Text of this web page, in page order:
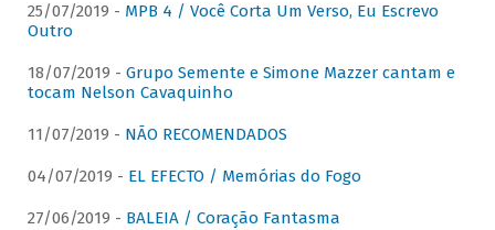
25/07/2019 - MPB 4 / Você Corta Um Verso, Eu Escrevo
Outro
18/07/2019 - Grupo Semente e Simone Mazzer cantam e
tocam Nelson Cavaquinho
11/07/2019 - NÃO RECOMENDADOS
04/07/2019 - EL EFECTO / Memórias do Fogo
27/06/2019 - BALEIA / Coração Fantasma